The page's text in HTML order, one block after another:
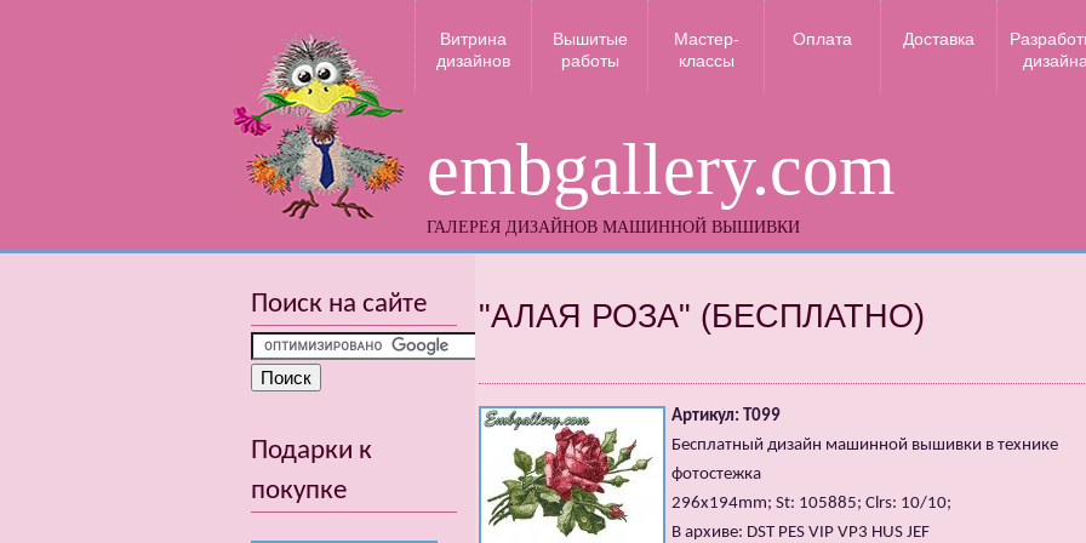
embgallery.com
ГАЛЕРЕЯ ДИЗАЙНОВ МАШИННОЙ ВЫШИВКИ
Витрина
дизайнов
Вышитые
работы
Мастер-
классы
Оплата Доставка
"АЛАЯ РОЗА" (БЕСПЛАТНО)
Артикул: T099
Бесплатный дизайн машинной вышивки в технике
фотостежка
296x194mm; St: 105885; Clrs: 10/10;
В архиве: DST PES VIP VP3 HUS JEF
Поиск на сайте
Подарки к
покупке